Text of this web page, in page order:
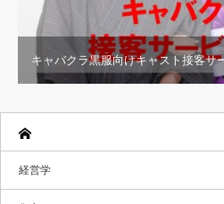
キャバクラ黒服向けキャスト接客サ
経営学